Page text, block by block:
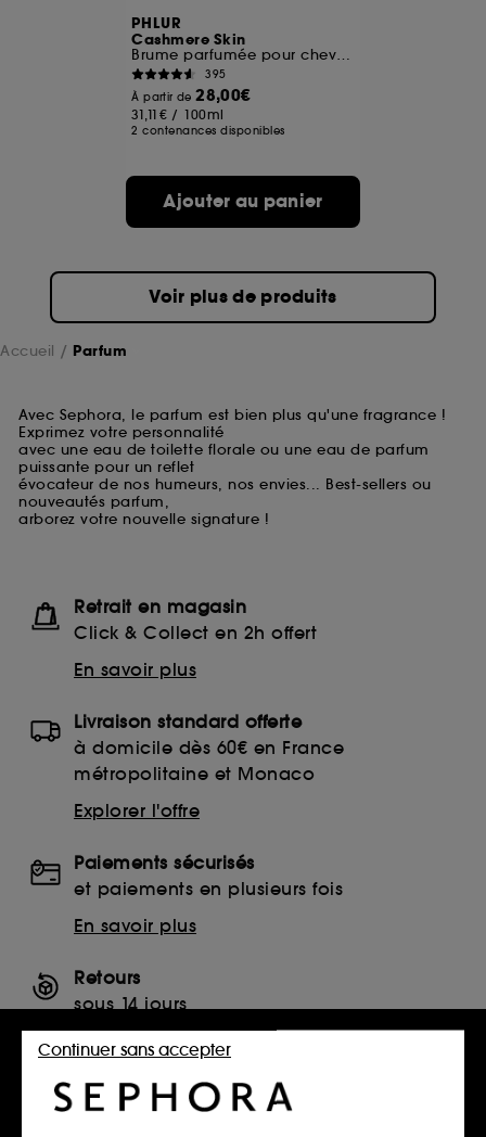
PHLUR
Cashmere Skin
Brume parfumée pour cheveux et corps
395
À partir de28,00€
31,11€ / 100ml
2 contenances disponibles
Ajouter au panier
Voir plus de produits
Accueil Parfum
Avec Sephora, le parfum est bien plus qu'une fragrance !
Exprimez votre personnalité
avec une eau de toilette florale ou une eau de parfum
puissante pour un reflet
évocateur de nos humeurs, nos envies... Best-sellers ou
nouveautés parfum,
arborez votre nouvelle signature !
Retrait en magasin
Click & Collect en 2h offert
En savoir plus
Livraison standard offerte
à domicile dès 60€ en France
métropolitaine et Monaco
Explorer l'offre
Paiements sécurisés
et paiements en plusieurs fois
En savoir plus
Retours
sous 14 jours
Retourner mon article
SERVICES, CONTACT ET CONDITIONS DES OFFRES
Continuer sans accepter